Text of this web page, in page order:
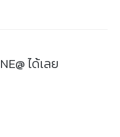
ได้เลย